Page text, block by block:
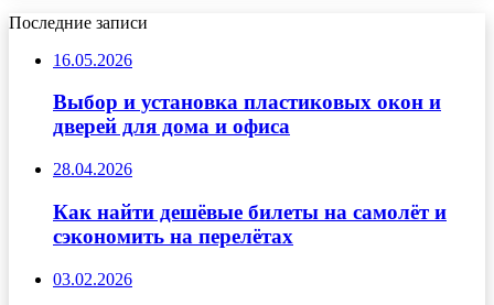
Последние записи
16.05.2026
Выбор и установка пластиковых окон и
дверей для дома и офиса
28.04.2026
Как найти дешёвые билеты на самолёт и
сэкономить на перелётах
03.02.2026